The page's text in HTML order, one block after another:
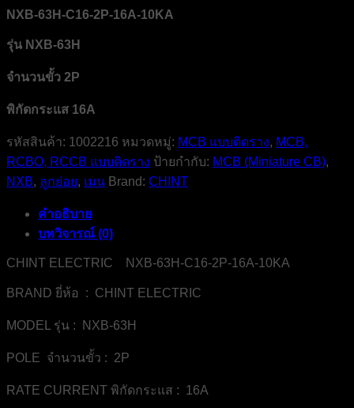
NXB-63H-C16-2P-16A-10KA
รุ่น NXB-63H
จำนวนขั้ว 2P
พิกัดกระแส 16A
รหัสสินค้า: 1002216 หมวดหมู่: MCB แบบติดราง, MCB,
RCBO, RCCB แบบติดราง ป้ายกำกับ: MCB (Miniature CB),
NXB, ลูกย่อย, เมน Brand: CHINT
คำอธิบาย
บทวิจารณ์ (0)
CHINT ELECTRIC NXB-63H-C16-2P-16A-10KA
BRAND ยี่ห้อ : CHINT ELECTRIC
MODEL รุ่น : NXB-63H
POLE จำนวนขั้ว : 2P
RATE CURRENT พิกัดกระแส : 16A